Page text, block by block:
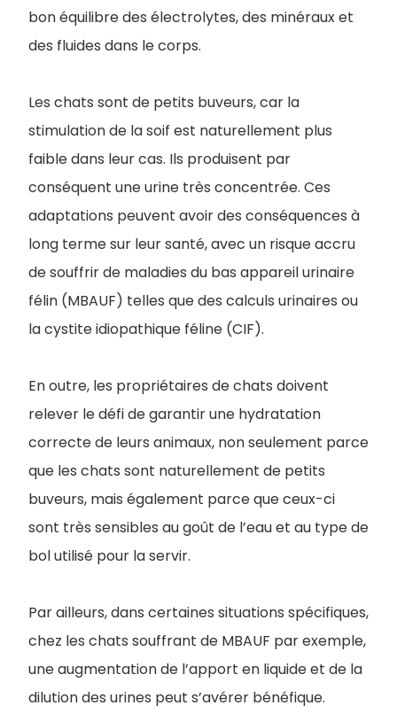
bon équilibre des électrolytes, des minéraux et
des fluides dans le corps.
Les chats sont de petits buveurs, car la
stimulation de la soif est naturellement plus
faible dans leur cas. Ils produisent par
conséquent une urine très concentrée. Ces
adaptations peuvent avoir des conséquences à
long terme sur leur santé, avec un risque accru
de souffrir de maladies du bas appareil urinaire
félin (MBAUF) telles que des calculs urinaires ou
la cystite idiopathique féline (CIF).
En outre, les propriétaires de chats doivent
relever le défi de garantir une hydratation
correcte de leurs animaux, non seulement parce
que les chats sont naturellement de petits
buveurs, mais également parce que ceux-ci
sont très sensibles au goût de l’eau et au type de
bol utilisé pour la servir.
Par ailleurs, dans certaines situations spécifiques,
chez les chats souffrant de MBAUF par exemple,
une augmentation de l’apport en liquide et de la
dilution des urines peut s’avérer bénéfique.